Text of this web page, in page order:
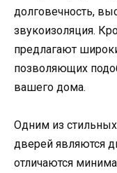
долговечность,
звукоизоляция.
предлагают
позволяющих
вашего дома.
Одним из
дверей являются
отличаются